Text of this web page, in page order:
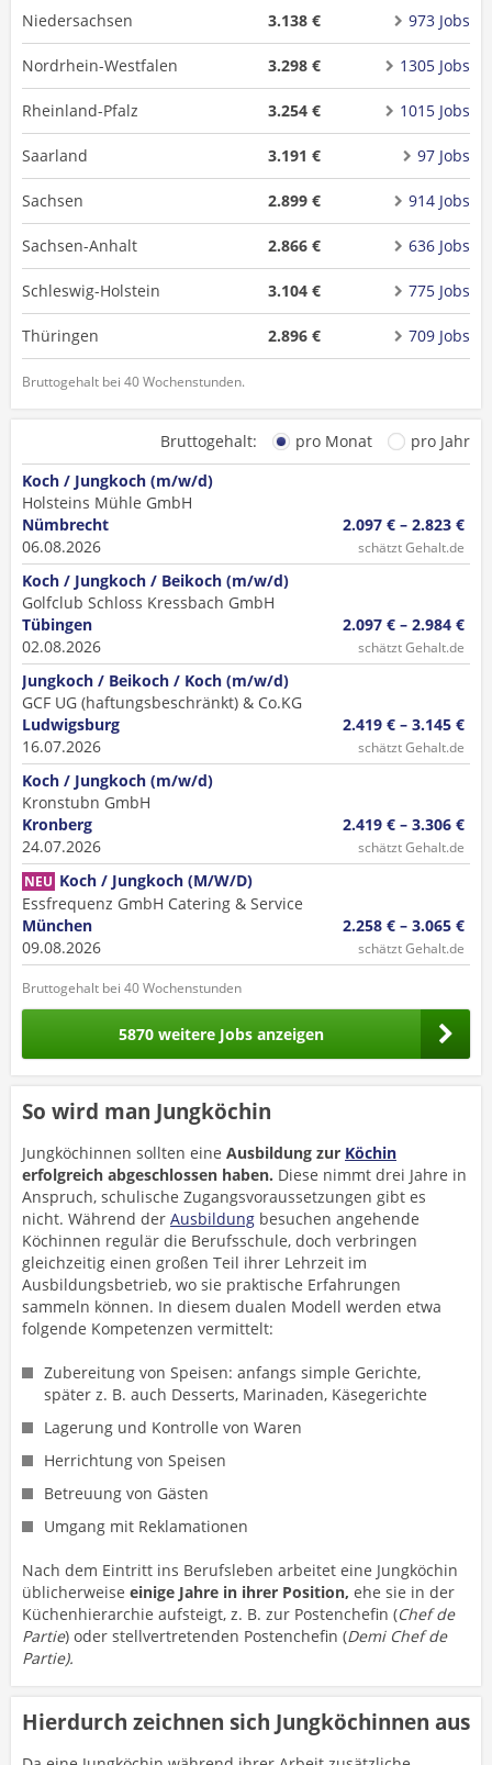
Niedersachsen 3.138 € 973 Jobs
Nordrhein-Westfalen 3.298 € 1305 Jobs
Rheinland-Pfalz 3.254 € 1015 Jobs
Saarland 3.191 € 97 Jobs
Sachsen 2.899 € 914 Jobs
Sachsen-Anhalt 2.866 € 636 Jobs
Schleswig-Holstein 3.104 € 775 Jobs
Thüringen 2.896 € 709 Jobs
Bruttogehalt bei 40 Wochenstunden.
Bruttogehalt: pro Monat
pro Jahr
Koch / Jungkoch (m/w/d)
Holsteins Mühle GmbH
Nümbrecht
06.08.2026
2.097 € – 2.823 €
schätzt Gehalt.de
Koch / Jungkoch / Beikoch (m/w/d)
Golfclub Schloss Kressbach GmbH
Tübingen
02.08.2026
2.097 € – 2.984 €
schätzt Gehalt.de
Jungkoch / Beikoch / Koch (m/w/d)
GCF UG (haftungsbeschränkt) & Co.KG
Ludwigsburg
16.07.2026
2.419 € – 3.145 €
schätzt Gehalt.de
Koch / Jungkoch (m/w/d)
Kronstubn GmbH
Kronberg
24.07.2026
2.419 € – 3.306 €
schätzt Gehalt.de
NEU Koch / Jungkoch (M/W/D)
Essfrequenz GmbH Catering & Service
München
09.08.2026
2.258 € – 3.065 €
schätzt Gehalt.de
Bruttogehalt bei 40 Wochenstunden
5870 weitere Jobs anzeigen
So wird man Jungköchin
Jungköchinnen sollten eine Ausbildung zur Köchin
erfolgreich abgeschlossen haben. Diese nimmt drei Jahre in
Anspruch, schulische Zugangsvoraussetzungen gibt es
nicht. Während der Ausbildung besuchen angehende
Köchinnen regulär die Berufsschule, doch verbringen
gleichzeitig einen großen Teil ihrer Lehrzeit im
Ausbildungsbetrieb, wo sie praktische Erfahrungen
sammeln können. In diesem dualen Modell werden etwa
folgende Kompetenzen vermittelt:
Zubereitung von Speisen: anfangs simple Gerichte,
später z. B. auch Desserts, Marinaden, Käsegerichte
Lagerung und Kontrolle von Waren
Herrichtung von Speisen
Betreuung von Gästen
Umgang mit Reklamationen
Nach dem Eintritt ins Berufsleben arbeitet eine Jungköchin
üblicherweise einige Jahre in ihrer Position, ehe sie in der
Küchenhierarchie aufsteigt, z. B. zur Postenchefin (Chef de
Partie) oder stellvertretenden Postenchefin (Demi Chef de
Partie).
Hierdurch zeichnen sich Jungköchinnen aus